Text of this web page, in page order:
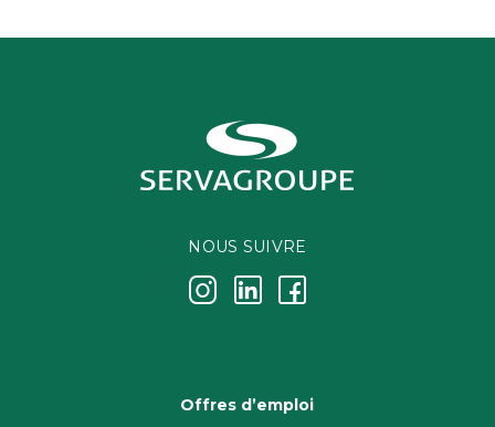
NOUS SUIVRE
j k i
Offres d’emploi